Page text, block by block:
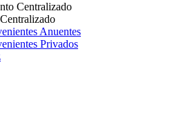
Centralizado
Anuentes
Privados